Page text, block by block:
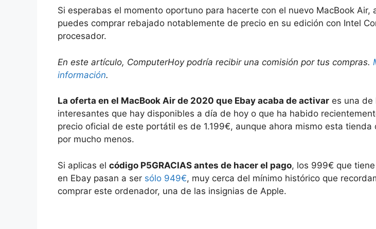
Si esperabas el momento oportuno para hacerte con el nuevo MacBook Air,
puedes comprar rebajado notablemente de precio en su edición con Intel
procesador.
En este artículo, ComputerHoy podría recibir una comisión por tus compras.
información.
La oferta en el MacBook Air de 2020 que Ebay acaba de activar es una de
interesantes que hay disponibles a día de hoy o que ha habido
precio oficial de este portátil es de 1.199€, aunque ahora mismo esta tienda
por mucho menos.
Si aplicas el código P5GRACIAS antes de hacer el pago, los 999€ que
en Ebay pasan a ser sólo 949€, muy cerca del mínimo histórico que
comprar este ordenador, una de las insignias de Apple.